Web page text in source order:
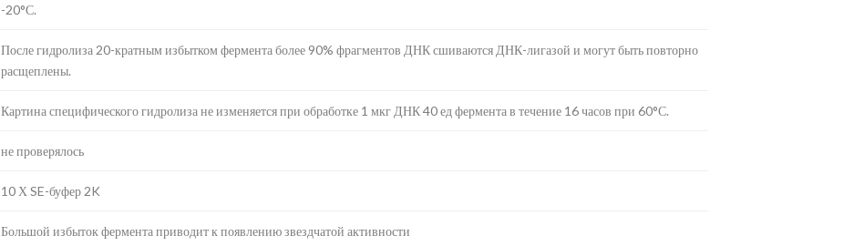
-20°С.
После гидролиза 20-кратным избытком фермента более 90% фрагментов ДНК сшиваются ДНК-лигазой и могут быть повторно
расщеплены.
Картина специфического гидролиза не изменяется при обработке 1 мкг ДНК 40 ед фермента в течение 16 часов при 60°С.
не проверялось
10 Х SE-буфер 2K
Большой избыток фермента приводит к появлению звездчатой активности